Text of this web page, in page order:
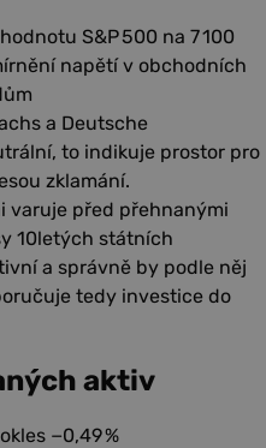
S&P 500 na 7 100
napětí v obchodních
a Deutsche
to indikuje prostor pro
zklamání.
varuje před přehnanými
10letých státních
a správně by podle něj
tedy investice do
aktiv
−0,49 %